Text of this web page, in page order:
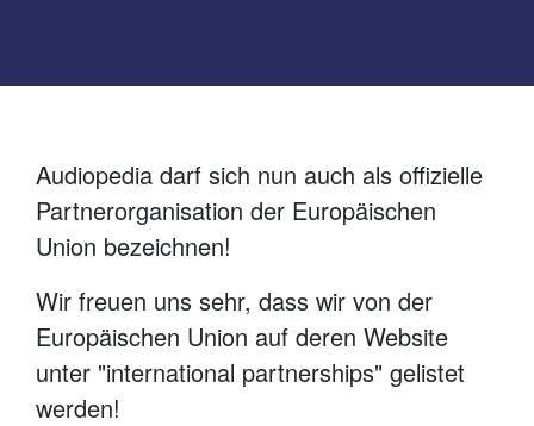
Audiopedia darf sich nun auch als offizielle
Partnerorganisation der Europäischen
Union bezeichnen!
Wir freuen uns sehr, dass wir von der
Europäischen Union auf deren Website
unter "international partnerships" gelistet
werden!